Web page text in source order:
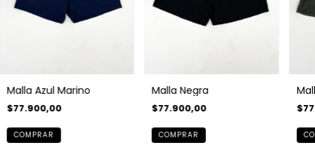
Malla Azul Marino
$77.900,00
COMPRAR
Malla Negra
$77.900,00
COMPRAR